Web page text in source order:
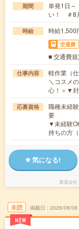
期間
単発1日
い！ ＃8
時給 時給1,500
交通費
■ 交通費
仕事内容
軽作業（
＼コスメ
心！＞▼
応募資格
職種未経
要
▼未経験
持ちの方
気になる!
派遣会社
未読
NEW
掲載日 2026/08/08